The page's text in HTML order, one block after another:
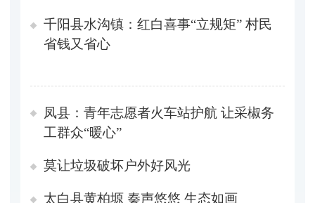
千阳县水沟镇：红白喜事“立规矩” 村民
省钱又省心
凤县：青年志愿者火车站护航 让采椒务
工群众“暖心”
莫让垃圾破坏户外好风光
太白县黄柏塬 秦声悠悠​​ 生态如画